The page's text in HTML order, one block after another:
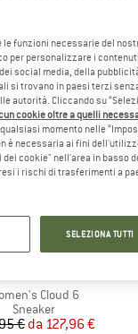
Cloud 6
Gruppo di prodotti
Sneaker
Prezzo
€ Prezzo ridotto
da 127,96 €
funzioni necessarie del
personalizzare i
social media, della
si trovano in paesi terzi
autorità. Cliccando su
cookie oltre a quelli
momento nelle
è necessaria ai fini
cookie" nell'area in basso
i rischi di trasferimenti a
SELEZIONA TUTTI